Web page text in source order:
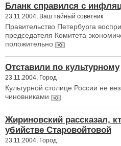
Бланк справился с
23.11.2004, Ваш тайный советник
Правительство Петербурга
председателя Комитета
положительно
Отставили по культурному
23.11.2004, Город
Культурной столице России не
чиновниками
Жириновский рассказал,
убийстве Старовойтовой
23.11.2004, Город